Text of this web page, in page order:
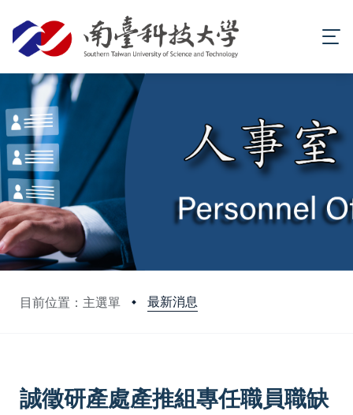
目前位置：主選單 最新消息
誠徵研產處產推組專任職員職缺